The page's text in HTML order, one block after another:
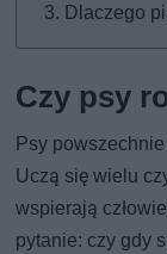
Dlaczego
Czy psy
Psy
Uczą się wielu
wspierają
pytanie: czy gdy